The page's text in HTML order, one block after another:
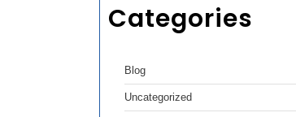
Categories
Blog
Uncategorized